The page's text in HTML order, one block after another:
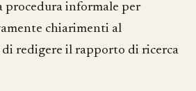
procedura informale per
chiarimenti al
redigere il rapporto di ricerca